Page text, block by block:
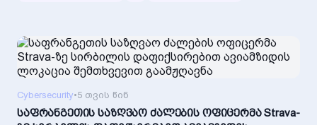
Cybersecurity•5 თვის წინ
საფრანგეთის საზღვაო ძალების ოფიცერმა Strava-